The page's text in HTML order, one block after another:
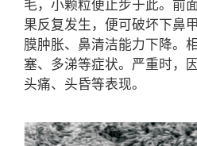
毛，小颗粒便止步于此。前
果反复发生，便可破坏下鼻
膜肿胀、鼻清洁能力下降。
塞、多涕等症状。严重时，
头痛、头昏等表现。